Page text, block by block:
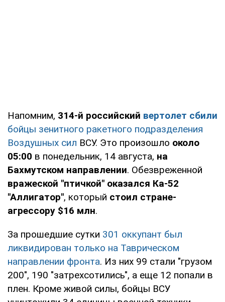
Напомним, 314-й российский вертолет сбили
бойцы зенитного ракетного подразделения
Воздушных сил ВСУ. Это произошло около
05:00 в понедельник, 14 августа, на
Бахмутском направлении. Обезвреженной
вражеской "птичкой" оказался Ка-52
"Аллигатор", который стоил стране-
агрессору $16 млн.
За прошедшие сутки 301 оккупант был
ликвидирован только на Таврическом
направлении фронта. Из них 99 стали "грузом
200", 190 "затрехсотились", а еще 12 попали в
плен. Кроме живой силы, бойцы ВСУ